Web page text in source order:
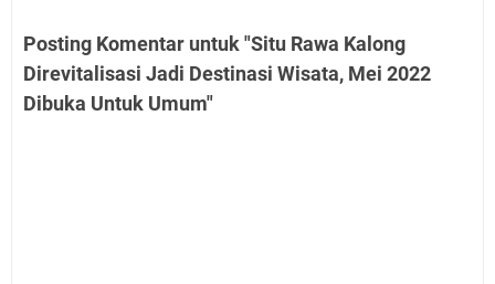
Posting Komentar untuk "Situ Rawa Kalong
Direvitalisasi Jadi Destinasi Wisata, Mei 2022
Dibuka Untuk Umum"